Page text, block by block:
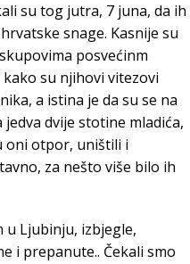
su tog jutra, 7 juna, da ih
snage. Kasnije su
posvećinm
su njihovi vitezovi
a istina je da su se na
dvije stotine mladića,
oni otpor, uništili i
za nešto više bilo ih
u Ljubinju, izbjegle,
i prepanute.. Čekali smo